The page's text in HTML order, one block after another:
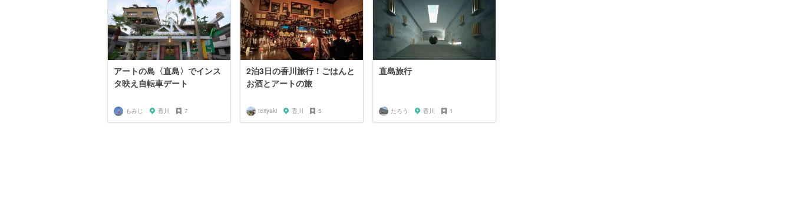
アートの島〈直島〉でインス
タ映え自転車デート
もみじ 香川 7
2泊3日の香川旅行！ごはんと
お酒とアートの旅
teriyaki 香川 5
直島旅行
たろう 香川 1